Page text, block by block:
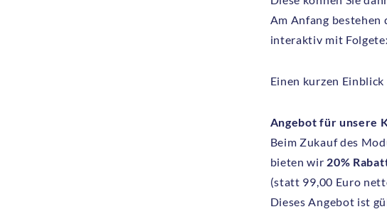
Am Anfang
interaktiv mit
Einen kurzen
Angebot für unsere
Beim Zukauf des
bieten wir 20%
(statt 99,00 Euro
Dieses Angebot ist